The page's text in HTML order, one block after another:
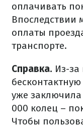
оплачивать
Впоследствии
оплаты
транспорте.
Справка. Из-за
бесконтактную
уже заключила
000 колец –
Чтобы